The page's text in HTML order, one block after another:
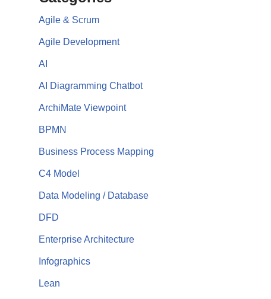
Agile & Scrum
Agile Development
AI
AI Diagramming Chatbot
ArchiMate Viewpoint
BPMN
Business Process Mapping
C4 Model
Data Modeling / Database
DFD
Enterprise Architecture
Infographics
Lean